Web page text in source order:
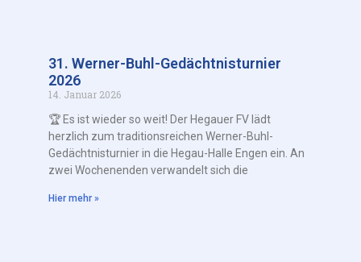
31. Werner-Buhl-Gedächtnisturnier
2026
14. Januar 2026
🏆 Es ist wieder so weit! Der Hegauer FV lädt
herzlich zum traditionsreichen Werner-Buhl-
Gedächtnisturnier in die Hegau-Halle Engen ein. An
zwei Wochenenden verwandelt sich die
Hier mehr »